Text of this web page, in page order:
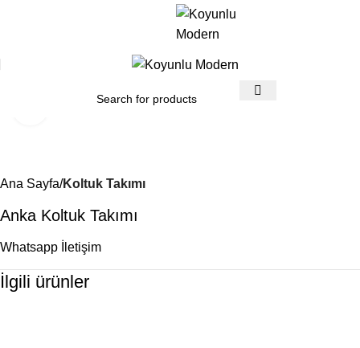
Click to enlarge
Ana Sayfa Koltuk Takımı
Anka Koltuk Takımı
Whatsapp İletişim
İlgili ürünler